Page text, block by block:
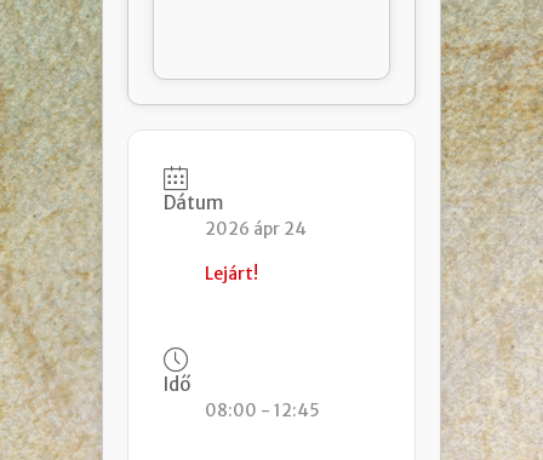
Dátum
2026 ápr 24
Lejárt!
Idő
08:00 - 12:45